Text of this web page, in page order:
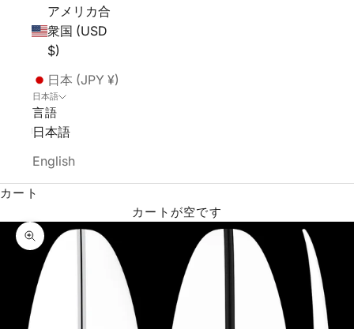
アメリカ合
衆国 (USD
$)
日本 (JPY ¥)
日本語
言語
日本語
English
カート
カートが空です
ズームイン